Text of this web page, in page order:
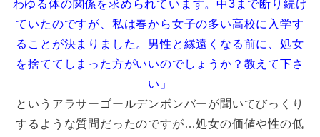
わゆる体の関係を求められています。中3まで断り続け
ていたのですが、私は春から女子の多い高校に入学す
ることが決まりました。男性と縁遠くなる前に、処女
を捨ててしまった方がいいのでしょうか？教えて下さ
い」
というアラサーゴールデンボンバーが聞いてびっくり
するような質問だったのですが…処女の価値や性の低